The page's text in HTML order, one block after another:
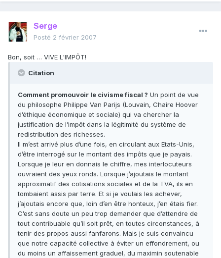
Serge
Posté 2 février 2007
Bon, soit … VIVE L'IMPÔT!
Citation
Comment promouvoir le civisme fiscal ? Un point de vue
du philosophe Philippe Van Parijs (Louvain, Chaire Hoover
d’éthique économique et sociale) qui va chercher la
justification de l’impôt dans la légitimité du système de
redistribution des richesses.
Il m’est arrivé plus d’une fois, en circulant aux Etats-Unis,
d’être interrogé sur le montant des impôts que je payais.
Lorsque je leur en donnais le chiffre, mes interlocuteurs
ouvraient des yeux ronds. Lorsque j’ajoutais le montant
approximatif des cotisations sociales et de la TVA, ils en
tombaient assis par terre. Et si je voulais les achever,
j’ajoutais encore que, loin d’en être honteux, j’en étais fier.
C’est sans doute un peu trop demander que d’attendre de
tout contribuable qu’il soit prêt, en toutes circonstances, à
tenir des propos aussi fanfarons. Mais je suis convaincu
que notre capacité collective à éviter un effondrement, ou
du moins un affaissement graduel, du maximin soutenable